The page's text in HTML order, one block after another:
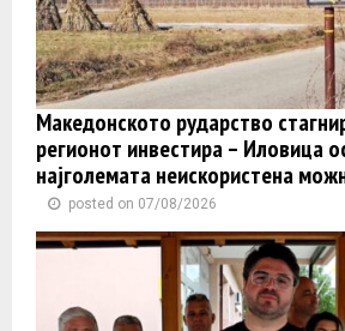
Македонското рударство
регионот инвестира – Иловица
најголемата неискористена
posted on 07/08/2026